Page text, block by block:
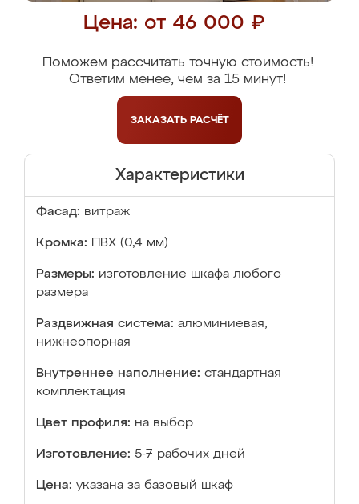
Цена: от 46 000 ₽
Поможем рассчитать точную стоимость!
Ответим менее, чем за 15 минут!
ЗАКАЗАТЬ РАСЧЁТ
Характеристики
Фасад: витраж
Кромка: ПВХ (0,4 мм)
Размеры: изготовление шкафа любого
размера
Раздвижная система: алюминиевая,
нижнеопорная
Внутреннее наполнение: стандартная
комплектация
Цвет профиля: на выбор
Изготовление: 5-7 рабочих дней
Цена: указана за базовый шкаф